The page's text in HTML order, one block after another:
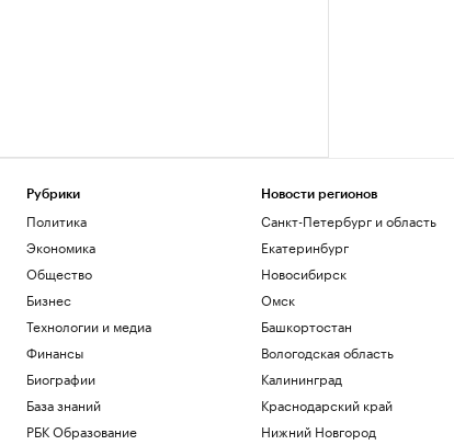
Рубрики
Политика
Экономика
Общество
Бизнес
Технологии и медиа
Финансы
Биографии
База знаний
РБК Образование
Новости регионов
Санкт-Петербург и область
Екатеринбург
Новосибирск
Омск
Башкортостан
Вологодская область
Калининград
Краснодарский край
Нижний Новгород